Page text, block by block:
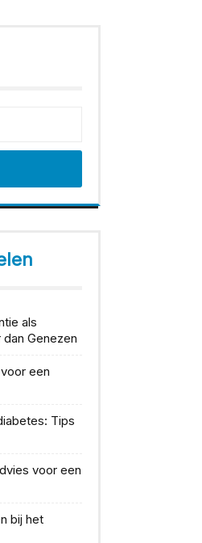
als
Genezen
een
Tips
voor een
bij het